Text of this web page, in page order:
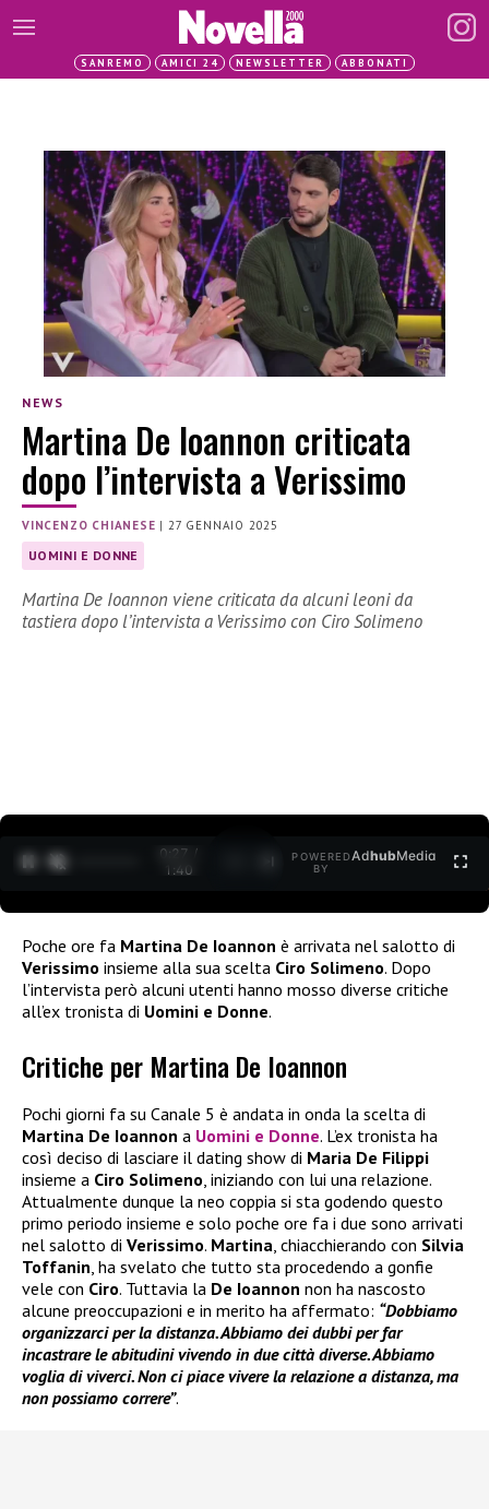
SANREMO AMICI 24 NEWSLETTER ABBONATI
NEWS
Martina De Ioannon criticata
dopo l’intervista a Verissimo
VINCENZO CHIANESE |27 GENNAIO 2025
UOMINI E DONNE
Martina De Ioannon viene criticata da alcuni leoni da
tastiera dopo l’intervista a Verissimo con Ciro Solimeno
0:28 /
1:40
POWERED
BY
AdhubMedia
Poche ore fa Martina De Ioannon è arrivata nel salotto di
Verissimo insieme alla sua scelta Ciro Solimeno. Dopo
l’intervista però alcuni utenti hanno mosso diverse critiche
all’ex tronista di Uomini e Donne.
Critiche per Martina De Ioannon
Pochi giorni fa su Canale 5 è andata in onda la scelta di
Martina De Ioannon a Uomini e Donne. L’ex tronista ha
così deciso di lasciare il dating show di Maria De Filippi
insieme a Ciro Solimeno, iniziando con lui una relazione.
Attualmente dunque la neo coppia si sta godendo questo
primo periodo insieme e solo poche ore fa i due sono arrivati
nel salotto di Verissimo. Martina, chiacchierando con Silvia
Toffanin, ha svelato che tutto sta procedendo a gonfie
vele con Ciro. Tuttavia la De Ioannon non ha nascosto
alcune preoccupazioni e in merito ha affermato: “Dobbiamo
organizzarci per la distanza. Abbiamo dei dubbi per far
incastrare le abitudini vivendo in due città diverse. Abbiamo
voglia di viverci. Non ci piace vivere la relazione a distanza, ma
non possiamo correre”.